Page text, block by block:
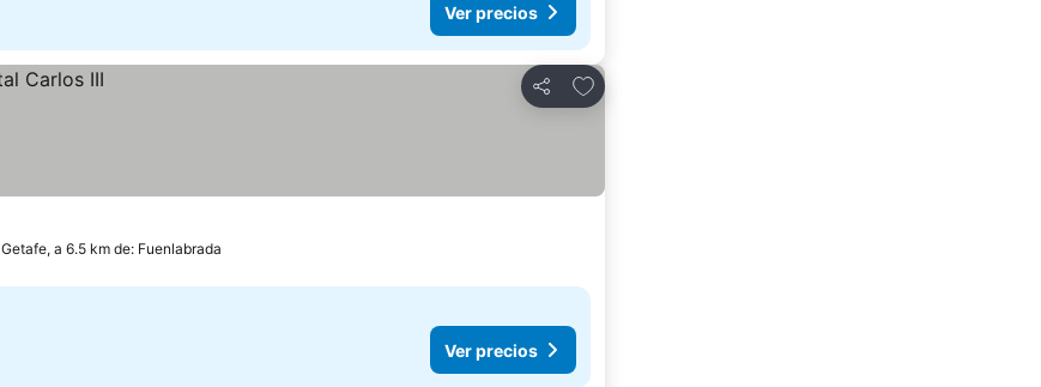
Ver precios
Compartir
Añadir a favoritos
Getafe, a 6.5 km de: Fuenlabrada
Ver precios